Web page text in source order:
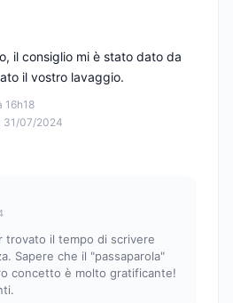
16h18
31/07/2024
il consiglio mi è stato dato da
il vostro lavaggio.
trovato il tempo di scrivere
Sapere che il "passaparola"
concetto è molto gratificante!